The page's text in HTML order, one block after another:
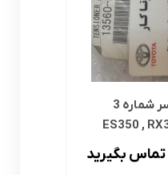
زنجیر سفت کن بالانسر شماره 3
تماس بگیرید